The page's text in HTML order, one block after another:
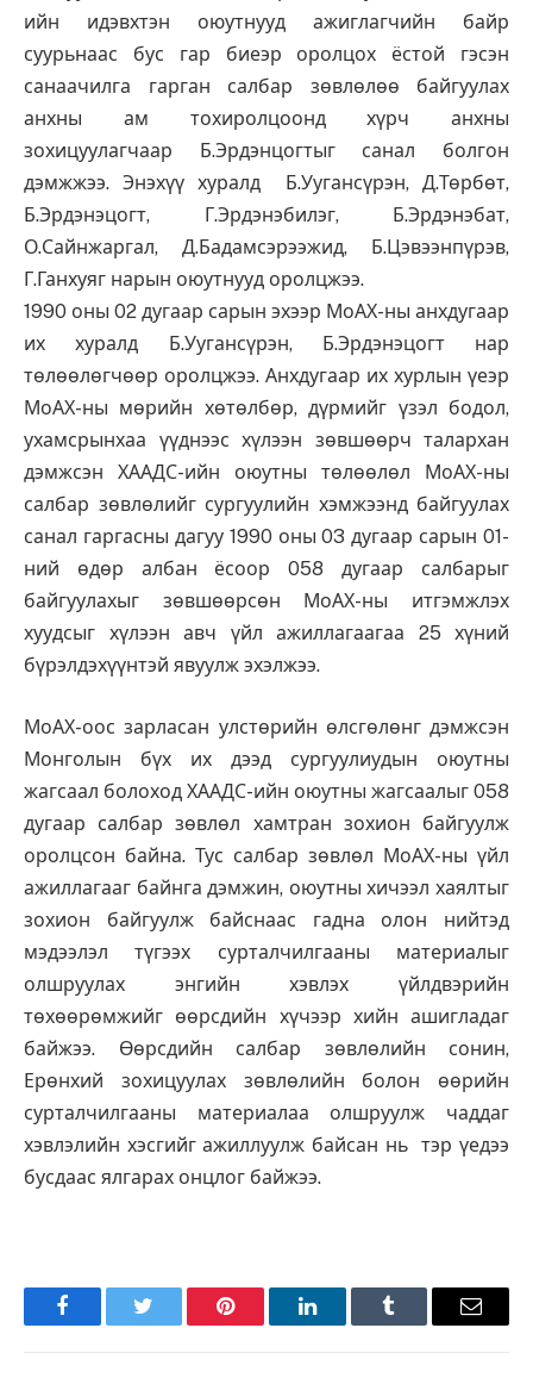
ийн идэвхтэн оюутнууд ажиглагчийн байр
суурьнаас бус гар биеэр оролцох ёстой гэсэн
санаачилга гарган салбар зөвлөлөө байгуулах
анхны ам тохиролцоонд хүрч анхны
зохицуулагчаар Б.Эрдэнцогтыг санал болгон
дэмжжээ. Энэхүү хуралд Б.Уугансүрэн, Д.Төрбөт,
Б.Эрдэнэцогт, Г.Эрдэнэбилэг, Б.Эрдэнэбат,
О.Сайнжаргал, Д.Бадамсэрээжид, Б.Цэвээнпүрэв,
Г.Ганхуяг нарын оюутнууд оролцжээ.
1990 оны 02 дугаар сарын эхээр МоАХ-ны анхдугаар
их хуралд Б.Уугансүрэн, Б.Эрдэнэцогт нар
төлөөлөгчөөр оролцжээ. Анхдугаар их хурлын үеэр
МоАХ-ны мөрийн хөтөлбөр, дүрмийг үзэл бодол,
ухамсрынхаа үүднээс хүлээн зөвшөөрч талархан
дэмжсэн ХААДС-ийн оюутны төлөөлөл МоАХ-ны
салбар зөвлөлийг сургуулийн хэмжээнд байгуулах
санал гаргасны дагуу 1990 оны 03 дугаар сарын 01-
ний өдөр албан ёсоор 058 дугаар салбарыг
байгуулахыг зөвшөөрсөн МоАХ-ны итгэмжлэх
хуудсыг хүлээн авч үйл ажиллагаагаа 25 хүний
бүрэлдэхүүнтэй явуулж эхэлжээ.
МоАХ-оос зарласан улстөрийн өлсгөлөнг дэмжсэн
Монголын бүх их дээд сургуулиудын оюутны
жагсаал болоход ХААДС-ийн оюутны жагсаалыг 058
дугаар салбар зөвлөл хамтран зохион байгуулж
оролцсон байна. Тус салбар зөвлөл МоАХ-ны үйл
ажиллагааг байнга дэмжин, оюутны хичээл хаялтыг
зохион байгуулж байснаас гадна олон нийтэд
мэдээлэл түгээх сурталчилгааны материалыг
олшруулах энгийн хэвлэх үйлдвэрийн
төхөөрөмжийг өөрсдийн хүчээр хийн ашигладаг
байжээ. Өөрсдийн салбар зөвлөлийн сонин,
Ерөнхий зохицуулах зөвлөлийн болон өөрийн
сурталчилгааны материалаа олшруулж чаддаг
хэвлэлийн хэсгийг ажиллуулж байсан нь тэр үедээ
бусдаас ялгарах онцлог байжээ.
FacebookTwitter Pinterest LinkedInTumblr Имэйл